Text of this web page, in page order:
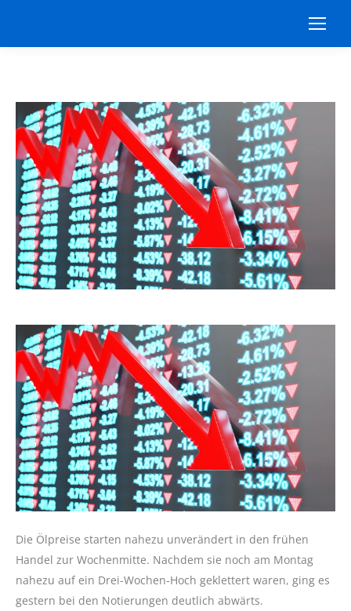
Die Ölpreise starten nahezu unverändert in den frühen
Handel zur Wochenmitte. Nachdem sie noch am Montag
nahezu auf ein Drei-Wochen-Hoch geklettert waren, ging es
gestern bei den Notierungen deutlich abwärts.